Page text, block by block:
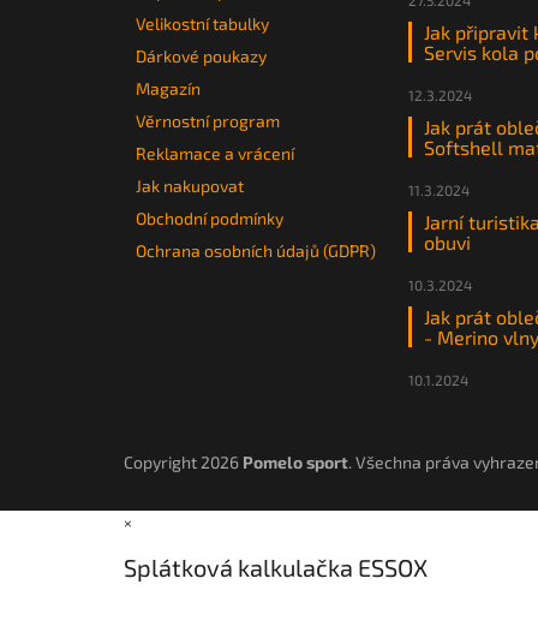
Velikostní tabulky
Dárkové poukazy
Magazín
Věrnostní program
Reklamace a vrácení
Jak nakupovat
Obchodní podmínky
Ochrana osobních údajů (GDPR)
Jak připravit
Servis kola
12.3.2024
Jak prát
Softshell
11.3.2024
Jarní
obuvi
10.3.2024
Jak prát
- Merino vlny
10.1.2024
Copyright 2026 Pomelo sport. Všechna práva
×
Splátková kalkulačka ESSOX